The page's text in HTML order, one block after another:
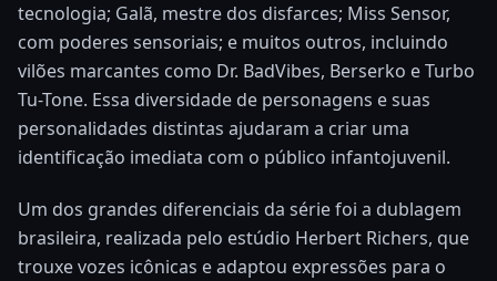
tecnologia; Galã, mestre dos disfarces; Miss Sensor,
com poderes sensoriais; e muitos outros, incluindo
vilões marcantes como Dr. BadVibes, Berserko e Turbo
Tu-Tone. Essa diversidade de personagens e suas
personalidades distintas ajudaram a criar uma
identificação imediata com o público infantojuvenil.
Um dos grandes diferenciais da série foi a dublagem
brasileira, realizada pelo estúdio Herbert Richers, que
trouxe vozes icônicas e adaptou expressões para o